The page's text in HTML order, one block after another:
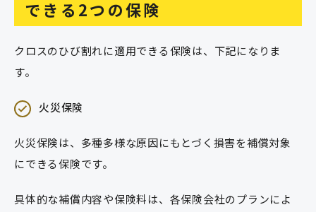
できる2つの保険
クロスのひび割れに適用できる保険は、下記になりま
す。
火災保険
火災保険は、多種多様な原因にもとづく損害を補償対象
にできる保険です。
具体的な補償内容や保険料は、各保険会社のプランによ